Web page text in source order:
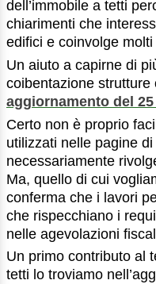
dell’immobile a tetti
chiarimenti che
edifici e coinvolge
Un aiuto a capirne di
coibentazione strutture
aggiornamento del
Certo non è proprio
utilizzati nelle pagine
necessariamente
Ma, quello di cui
conferma che i lavori
che rispecchiano i
nelle agevolazioni
Un primo contributo al
tetti lo troviamo